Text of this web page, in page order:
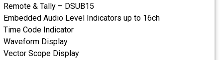
Remote & Tally – DSUB15
Embedded Audio Level Indicators up to 16ch
Time Code Indicator
Waveform Display
Vector Scope Display